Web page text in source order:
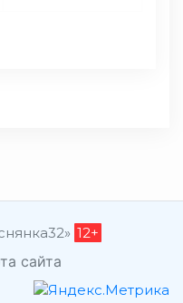
12+
сайта